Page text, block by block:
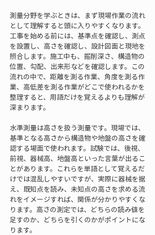
測量分野を学ぶときは、まず現場作業の流れ
として理解すると頭に入りやすくなります。
工事を始める前には、基準点を確認し、測点
を設置し、高さを確認し、設計図面と現地を
照合します。施工中も、掘削深さ、構造物の
位置、勾配、出来形などを確認します。この
流れの中で、距離を測る作業、角度を測る作
業、高低差を測る作業がどこで使われるかを
整理すると、用語だけを覚えるよりも理解が
深まります。
水準測量は高さを扱う測量です。現場では、
基準となる高さから構造物や地盤の高さを確
認する場面で使われます。試験では、後視、
前視、器械高、地盤高といった言葉が出るこ
とがあります。これらを単語として覚えるだ
けでは混乱しやすいですが、実際に器械を据
え、既知点を読み、未知点の高さを求める流
れをイメージすれば、関係が分かりやすくな
ります。高さの測定では、どちらの読み値を
足すのか、どちらを引くのかがポイントにな
ります。